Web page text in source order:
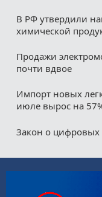
В РФ утвердили
химической
Продажи
почти вдвое
Импорт новых
июле вырос на
Закон о цифровых